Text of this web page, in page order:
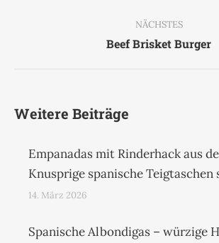
NÄCHSTES
Nächster
Beef Brisket Burger
Weitere Beiträge
Empanadas mit Rinderhack aus
Knusprige spanische Teigtaschen
14. März 2026
Spanische Albondigas – würzige